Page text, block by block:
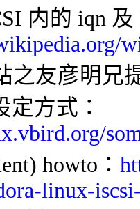
内的 iqn
之友彦明兄
定方式：
howto：
linux-